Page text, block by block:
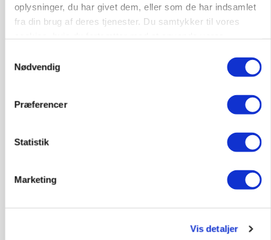
oplysninger, du har givet dem, eller som de har indsamlet
fra din brug af deres tjenester. Du samtykker til vores
Nødvendig
Præferencer
Statistik
Marketing
Vis detaljer
Klimastald
03. aug.